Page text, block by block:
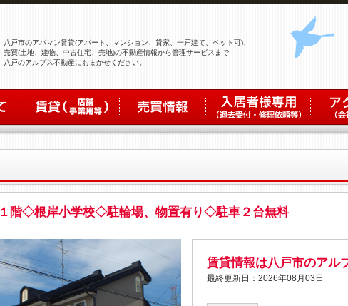
八戸市のアパマン賃貸(アパート、マンション、貸家、一戸建て、ペット可)、
売買(土地、建物、中古住宅、売地)の不動産情報から管理サービスまで
八戸のアルプス不動産におまかせください。
階◇根岸小学校◇駐輪場、物置有り◇駐車２台無料
賃貸情報は八戸市のアル
最終更新日：2026年08月03日